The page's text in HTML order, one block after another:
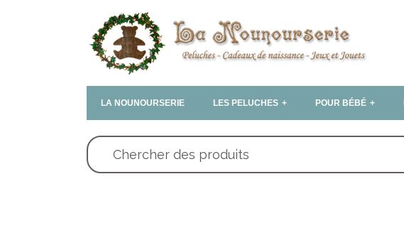
LA NOUNOURSERIE LES PELUCHES POUR BÉBÉ
Chercher des produits